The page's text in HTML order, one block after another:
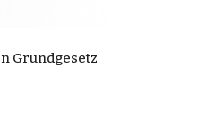
Grundgesetz